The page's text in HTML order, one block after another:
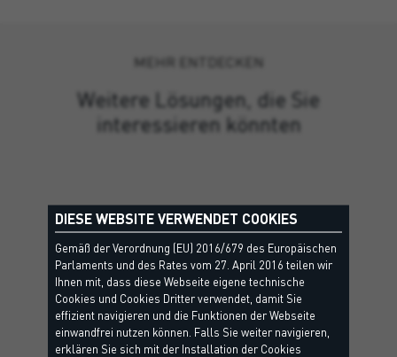
MEHR ENTDECKEN
Weitere Lösungen, die Sie
interessieren könnten
DIESE WEBSITE VERWENDET COOKIES
Gemäß der Verordnung (EU) 2016/679 des Europäischen
Parlaments und des Rates vom 27. April 2016 teilen wir
Ihnen mit, dass diese Webseite eigene technische
Cookies und Cookies Dritter verwendet, damit Sie
effizient navigieren und die Funktionen der Webseite
einwandfrei nutzen können. Falls Sie weiter navigieren,
erklären Sie sich mit der Installation der Cookies